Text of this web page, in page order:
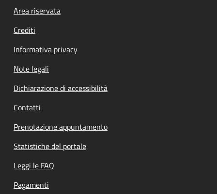
Footer menu
Area riservata
Crediti
Informativa privacy
Note legali
Dichiarazione di accessibilità
Contatti
Prenotazione appuntamento
Statistiche del portale
Leggi le FAQ
Pagamenti